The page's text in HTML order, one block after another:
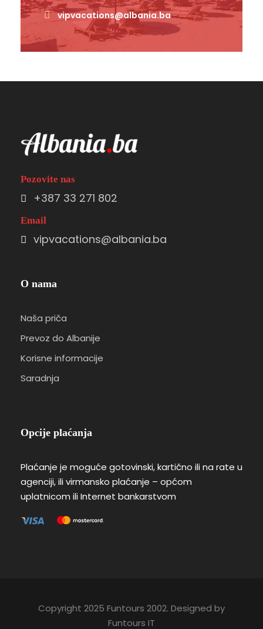
vipvacations@albania.ba
Pozovite nas
+387 33 271 802
Email
vipvacations@albania.ba
O nama
Naša priča
Prevoz do Albanije
Korisne informacije
Saradnja
Opcije plaćanja
Plaćanje je moguće gotovinski, kartično ili na rate u
agenciji, ili virmansko plaćanje – općom
uplatnicom ili Internet bankarstvom
Copyright 2025 Funtours 2002. Designed by
Funtours IT